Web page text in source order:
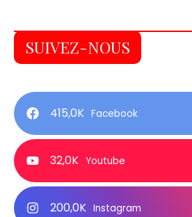
SUIVEZ-NOUS
415,0K Facebook
32,0K Youtube
200,0K Instagram